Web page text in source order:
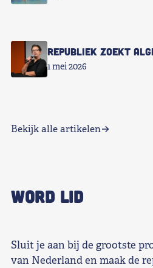
Republiek zoekt
1 mei 2026
Bekijk alle artikelen
WORD LID
Sluit je aan bij de grootste
van Nederland en maak de